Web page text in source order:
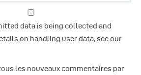
data is being collected and
on handling user data, see our
les nouveaux commentaires par